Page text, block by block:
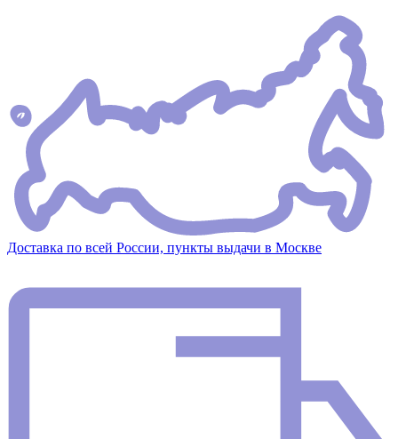
Доставка по всей России, пункты выдачи в Москве